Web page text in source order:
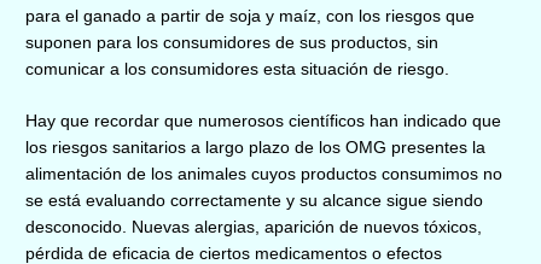
para el ganado a partir de soja y maíz, con los riesgos que
suponen para los consumidores de sus productos, sin
comunicar a los consumidores esta situación de riesgo.
Hay que recordar que numerosos científicos han indicado que
los riesgos sanitarios a largo plazo de los OMG presentes la
alimentación de los animales cuyos productos consumimos no
se está evaluando correctamente y su alcance sigue siendo
desconocido. Nuevas alergias, aparición de nuevos tóxicos,
pérdida de eficacia de ciertos medicamentos o efectos